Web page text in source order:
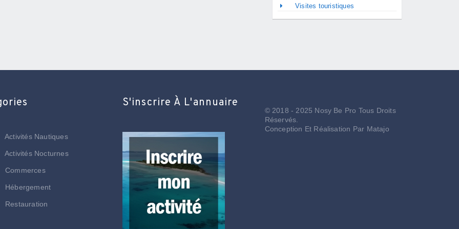
Visites touristiques
Activités Nautiques
Activités Nocturnes
Commerces
Hébergement
Restauration
S'inscrire À L'annuaire
© 2018 - 2025 Nosy Be Pro Tous Droits
Réservés.
Conception Et Réalisation Par Matajo